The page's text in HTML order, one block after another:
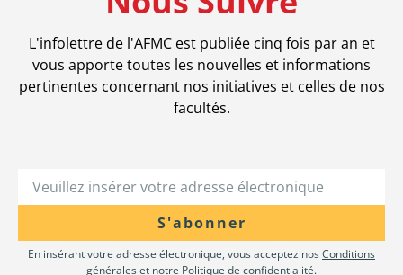
L'infolettre de l'AFMC est publiée cinq fois par an et
vous apporte toutes les nouvelles et informations
pertinentes concernant nos initiatives et celles de nos
facultés.
S'abonner
En insérant votre adresse électronique, vous acceptez nosConditions
généraleset notre Politique de confidentialité.